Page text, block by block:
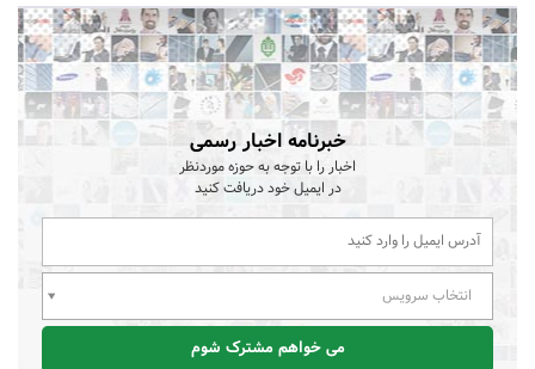
خبرنامه اخبار رسمی
اخبار را با توجه به حوزه موردنظر
در ایمیل خود دریافت کنید
انتخاب سرویس
می خواهم مشترک شوم